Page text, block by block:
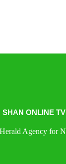
SHAN ONLINE TV
Agency for